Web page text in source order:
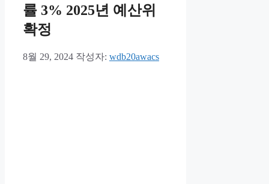
률 3% 2025년 예산위
확정
8월 29, 2024 작성자: wdb20awacs